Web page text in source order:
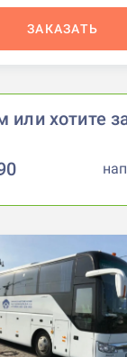
ЗАКАЗАТЬ
или хотите